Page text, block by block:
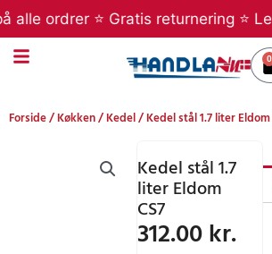
Gå
til
indholdet
ordrer ⭐ Gratis returnering ⭐
0
Forside/Køkken/Kedel/ Kedel stål 1.7 liter Eldom
Kedel stål 1.7
liter Eldom
CS7
312.00kr.